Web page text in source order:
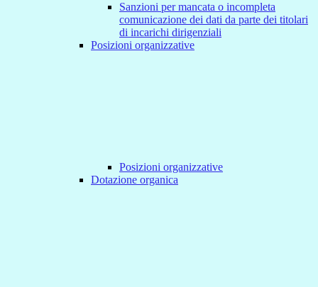
Sanzioni per mancata o incompleta
comunicazione dei dati da parte dei titolari
di incarichi dirigenziali
Posizioni organizzative
Posizioni organizzative
Dotazione organica